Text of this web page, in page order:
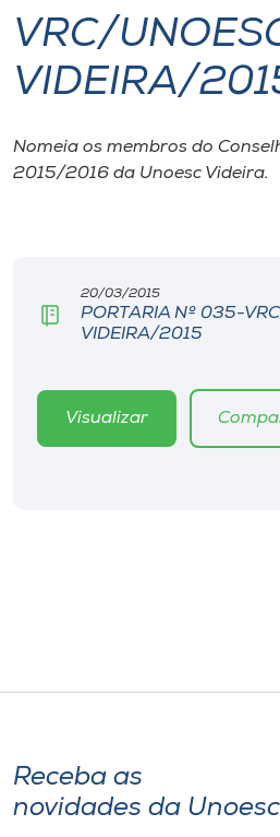
I.nova
Cultura
Biblioteca
Rádio
Selecione
A+
VRC/
VIDEIRA/
Nomeia os membros do
2015/2016 da Unoesc Videira.
20/03/2015
PORTARIA Nº 035-
VIDEIRA/2015
Visualizar
Receba as
novidades da Unoesc